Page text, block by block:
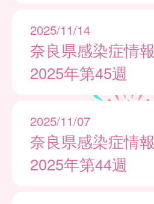
2025/11/14
奈良県感染症情報
2025年第45週
2025/11/07
奈良県感染症情報
2025年第44週